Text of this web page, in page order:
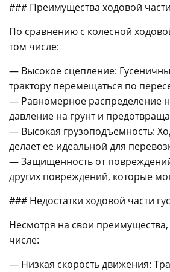
### Преимущества ходовой
По сравнению с колесной
том числе:
— Высокое сцепление:
трактору перемещаться по
— Равномерное распределение
давление на грунт и
— Высокая грузоподъемность:
делает ее идеальной для
— Защищенность от
других повреждений, которые
### Недостатки ходовой части
Несмотря на свои преимущества,
числе:
— Низкая скорость движения: